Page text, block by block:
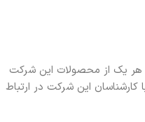
هر یک از محصولات این شرکت
کارشناسان این شرکت در ارتباط